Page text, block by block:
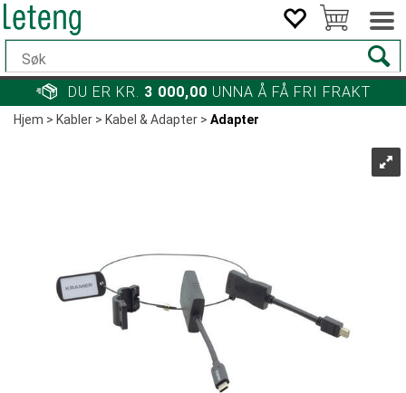
DU ER KR. 3 000,00 UNNA Å FÅ FRI FRAKT
Hjem>Kabler>Kabel & Adapter>Adapter